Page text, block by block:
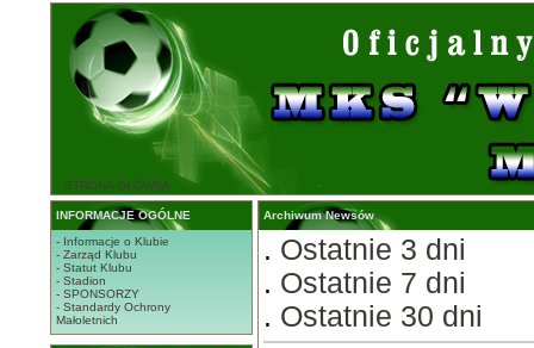
STRONA GŁÓWNA
INFORMACJE OGÓLNE
- Informacje o Klubie
- Zarząd Klubu
- Statut Klubu
- Stadion
- SPONSORZY
- Standardy Ochrony
Małoletnich
Archiwum Newsów
. Ostatnie 3 dni
. Ostatnie 7 dni
. Ostatnie 30 dni